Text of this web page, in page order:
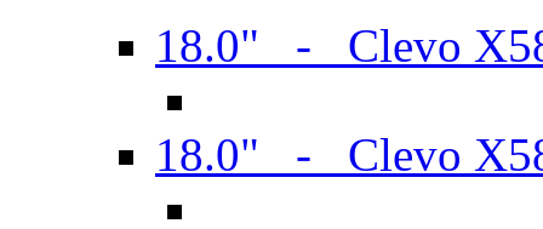
18.0" - Clevo
18.0" - Clevo